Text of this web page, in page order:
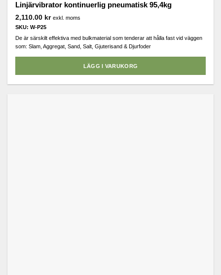
Linjärvibrator kontinuerlig pneumatisk 95,4kg
2,110.00 kr exkl. moms
SKU: W-P25
De är särskilt effektiva med bulkmaterial som tenderar att hålla fast vid väggen
som: Slam, Aggregat, Sand, Salt, Gjuterisand & Djurfoder
LÄGG I VARUKORG